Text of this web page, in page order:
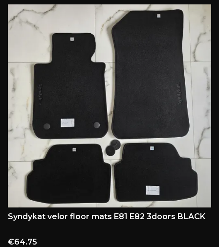
Syndykat velor floor mats E81 E82 3doors BLACK
Price
€64.75